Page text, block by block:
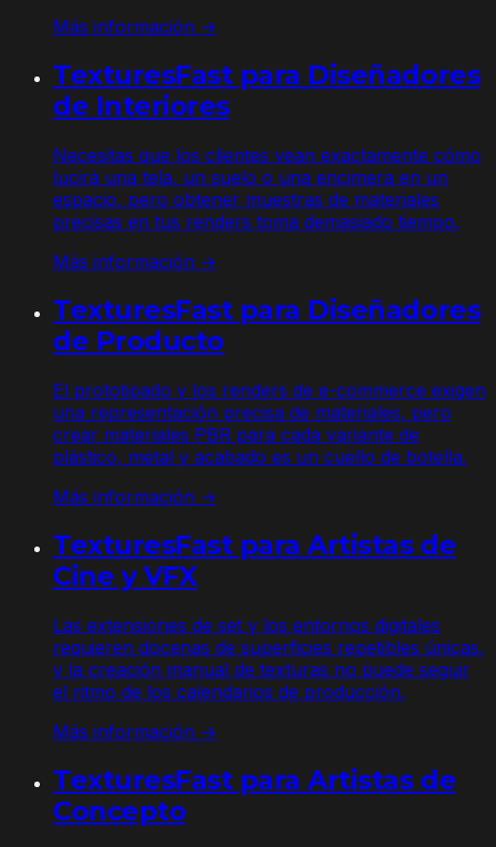
Más información →
TexturesFast para Diseñadores
de Interiores
Necesitas que los clientes vean exactamente cómo
lucirá una tela, un suelo o una encimera en un
espacio, pero obtener muestras de materiales
precisas en tus renders toma demasiado tiempo.
Más información →
TexturesFast para Diseñadores
de Producto
El prototipado y los renders de e-commerce exigen
una representación precisa de materiales, pero
crear materiales PBR para cada variante de
plástico, metal y acabado es un cuello de botella.
Más información →
TexturesFast para Artistas de
Cine y VFX
Las extensiones de set y los entornos digitales
requieren docenas de superficies repetibles únicas,
y la creación manual de texturas no puede seguir
el ritmo de los calendarios de producción.
Más información →
TexturesFast para Artistas de
Concepto